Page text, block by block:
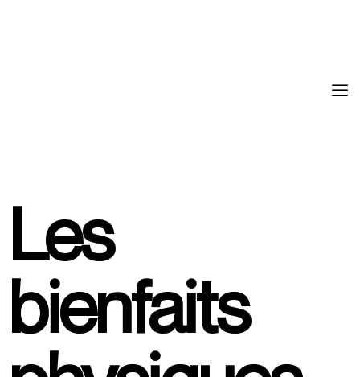
Les
bienfaits